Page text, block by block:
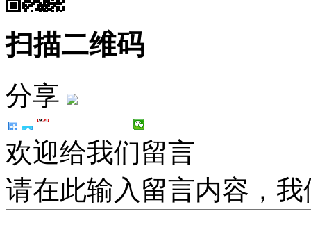
扫描二维码
分享
欢迎给我们留言
请在此输入留言内容，